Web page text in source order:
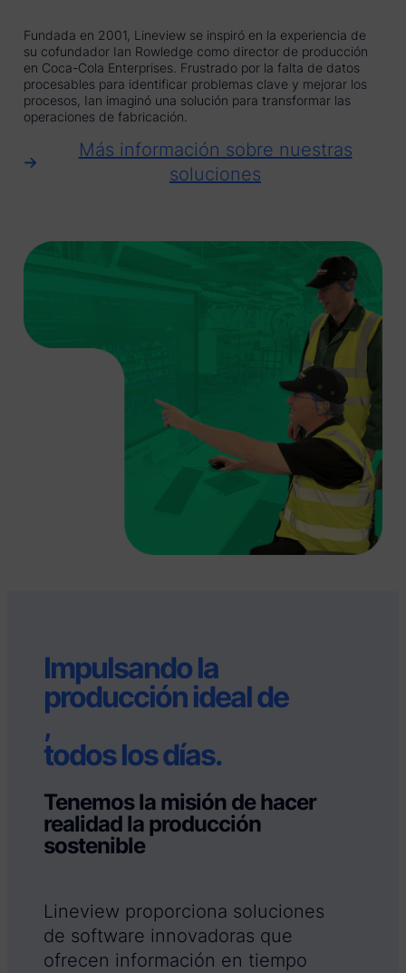
Fundada en 2001, Lineview se inspiró en la experiencia de
su cofundador Ian Rowledge como director de producción
en Coca-Cola Enterprises. Frustrado por la falta de datos
procesables para identificar problemas clave y mejorar los
procesos, Ian imaginó una solución para transformar las
operaciones de fabricación.
Más información sobre nuestras
soluciones
Impulsando la
producción ideal de
,
todos los días.
Tenemos la misión de hacer
realidad la producción
sostenible
Lineview proporciona soluciones
de software innovadoras que
ofrecen información en tiempo